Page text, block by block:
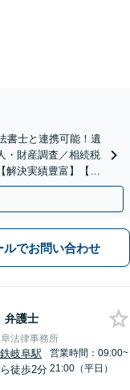
書士と連携可能！遺
・財産調査／相続税
解決実績豊富】【電
ルでお問い合わせ
弁護士
法律事務所
岐阜駅
徒歩2分
営業時間：09:00~
21:00（平日）